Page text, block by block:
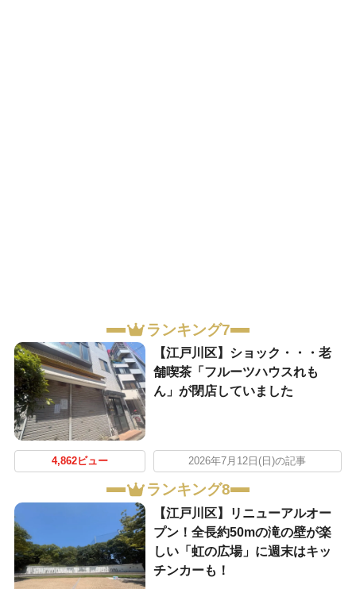
ランキング7
【江戸川区】ショック・・・老
舗喫茶「フルーツハウスれも
ん」が閉店していました
4,862ビュー 2026年7月12日(日)の記事
ランキング8
【江戸川区】リニューアルオー
プン！全長約50mの滝の壁が楽
しい「虹の広場」に週末はキッ
チンカーも！